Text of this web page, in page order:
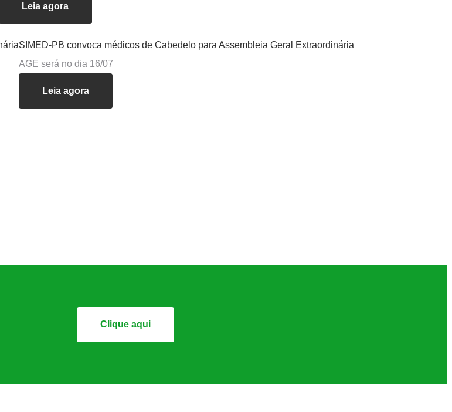
Leia agora
SIMED-PB convoca médicos de Cabedelo para Assembleia Geral Extraordinária
AGE será no dia 16/07
Leia agora
Clique aqui